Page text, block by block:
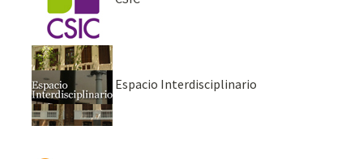
Espacio Interdisciplinario